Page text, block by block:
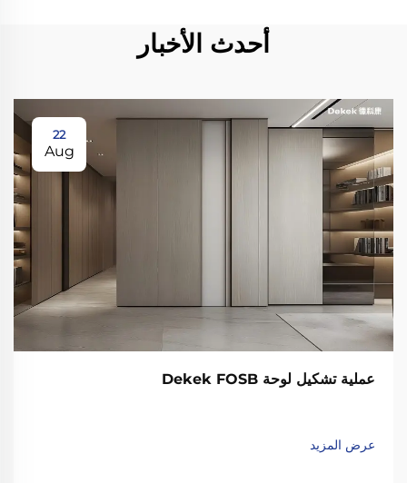
أحدث الأخبار
22
Aug
عملية تشكيل لوحة Dekek FOSB
عرض المزيد